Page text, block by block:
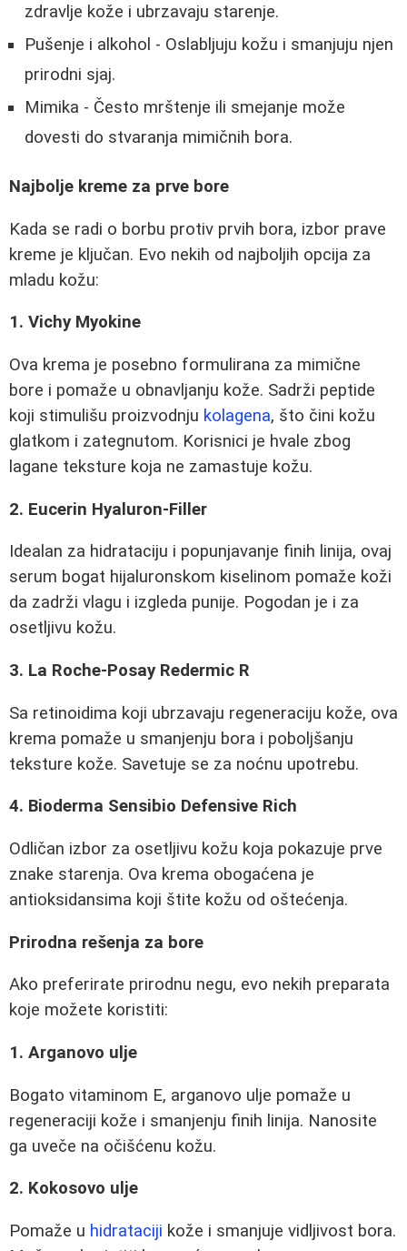
zdravlje kože i ubrzavaju starenje.
Pušenje i alkohol - Oslabljuju kožu i smanjuju njen
prirodni sjaj.
Mimika - Često mrštenje ili smejanje može
dovesti do stvaranja mimičnih bora.
Najbolje kreme za prve bore
Kada se radi o borbu protiv prvih bora, izbor prave
kreme je ključan. Evo nekih od najboljih opcija za
mladu kožu:
1. Vichy Myokine
Ova krema je posebno formulirana za mimične
bore i pomaže u obnavljanju kože. Sadrži peptide
koji stimulišu proizvodnju kolagena, što čini kožu
glatkom i zategnutom. Korisnici je hvale zbog
lagane teksture koja ne zamastuje kožu.
2. Eucerin Hyaluron-Filler
Idealan za hidrataciju i popunjavanje finih linija, ovaj
serum bogat hijaluronskom kiselinom pomaže koži
da zadrži vlagu i izgleda punije. Pogodan je i za
osetljivu kožu.
3. La Roche-Posay Redermic R
Sa retinoidima koji ubrzavaju regeneraciju kože, ova
krema pomaže u smanjenju bora i poboljšanju
teksture kože. Savetuje se za noćnu upotrebu.
4. Bioderma Sensibio Defensive Rich
Odličan izbor za osetljivu kožu koja pokazuje prve
znake starenja. Ova krema obogaćena je
antioksidansima koji štite kožu od oštećenja.
Prirodna rešenja za bore
Ako preferirate prirodnu negu, evo nekih preparata
koje možete koristiti:
1. Arganovo ulje
Bogato vitaminom E, arganovo ulje pomaže u
regeneraciji kože i smanjenju finih linija. Nanosite
ga uveče na očišćenu kožu.
2. Kokosovo ulje
Pomaže u hidrataciji kože i smanjuje vidljivost bora.